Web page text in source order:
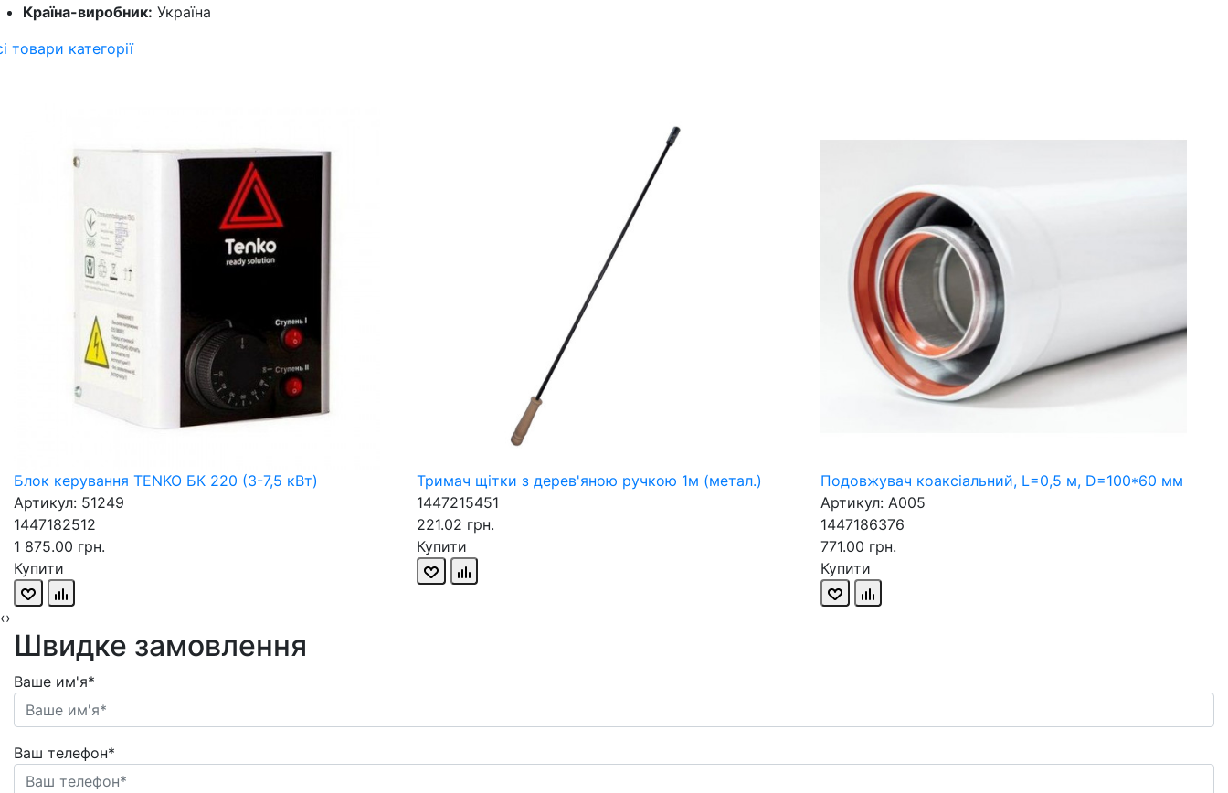
Країна-виробник: Україна
товари категорії
Блок керування TENKO БК 220 (3-7,5 кВт)
Артикул: 51249
1447182512
1 875.00 грн.
Купити
Тримач щітки з дерев'яною ручкою 1м (метал.)
1447215451
221.02 грн.
Купити
Подовжувач коаксіальний, L=0,5 м, D=100*60 мм
Артикул: A005
1447186376
771.00 грн.
Купити
‹›
Швидке замовлення
Ваше им'я*
Ваш телефон*